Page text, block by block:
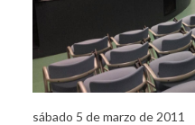
sábado 5 de marzo de 2011